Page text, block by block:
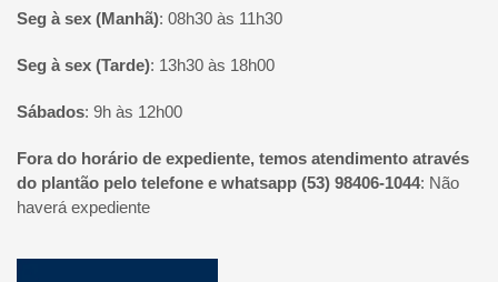
Seg à sex (Manhã): 08h30 às 11h30
Seg à sex (Tarde): 13h30 às 18h00
Sábados: 9h às 12h00
Fora do horário de expediente, temos atendimento através
do plantão pelo telefone e whatsapp (53) 98406-1044: Não
haverá expediente